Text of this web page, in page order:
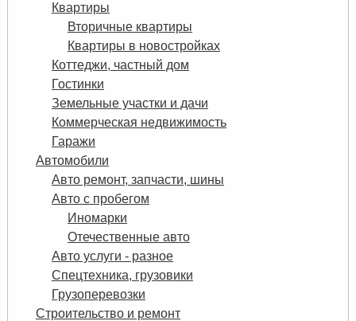
Квартиры
Вторичные квартиры
Квартиры в новостройках
Коттеджи, частный дом
Гостинки
Земельные участки и дачи
Коммерческая недвижимость
Гаражи
Автомобили
Авто ремонт, запчасти, шины
Авто с пробегом
Иномарки
Отечественные авто
Авто услуги - разное
Спецтехника, грузовики
Грузоперевозки
Строительство и ремонт